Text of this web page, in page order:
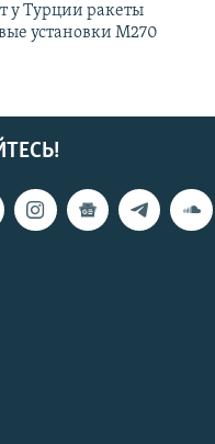
у Турции ракеты
установки M270